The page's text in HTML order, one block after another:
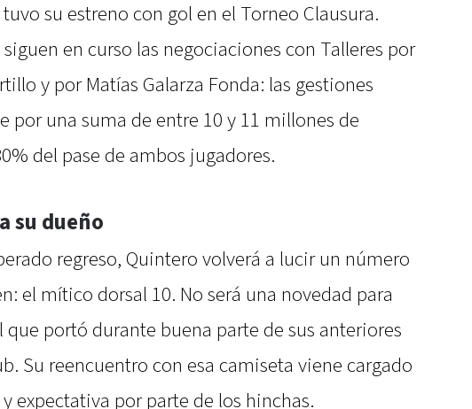
su estreno con gol en el Torneo Clausura.
en curso las negociaciones con Talleres por
y por Matías Galarza Fonda: las gestiones
por una suma de entre 10 y 11 millones de
del pase de ambos jugadores.
su dueño
regreso, Quintero volverá a lucir un número
el mítico dorsal 10. No será una novedad para
que portó durante buena parte de sus anteriores
Su reencuentro con esa camiseta viene cargado
expectativa por parte de los hinchas.